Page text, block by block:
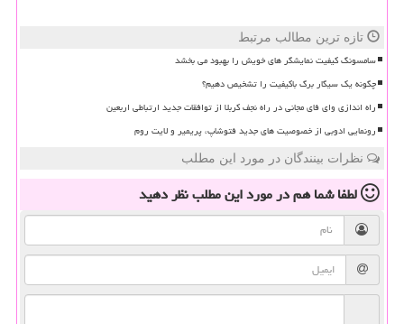
تازه ترین مطالب مرتبط
سامسونگ کیفیت نمایشگر های خویش را بهبود می بخشد
چگونه یک سیگار برگ باکیفیت را تشخیص دهیم؟
راه اندازی وای فای مجانی در راه نجف کربلا از توافقات جدید ارتباطی اربعین
رونمایی ادوبی از خصوصیت های جدید فتوشاپ، پریمیر و لایت روم
نظرات بینندگان در مورد این مطلب
لطفا شما همدر مورد این مطلبنظر دهید